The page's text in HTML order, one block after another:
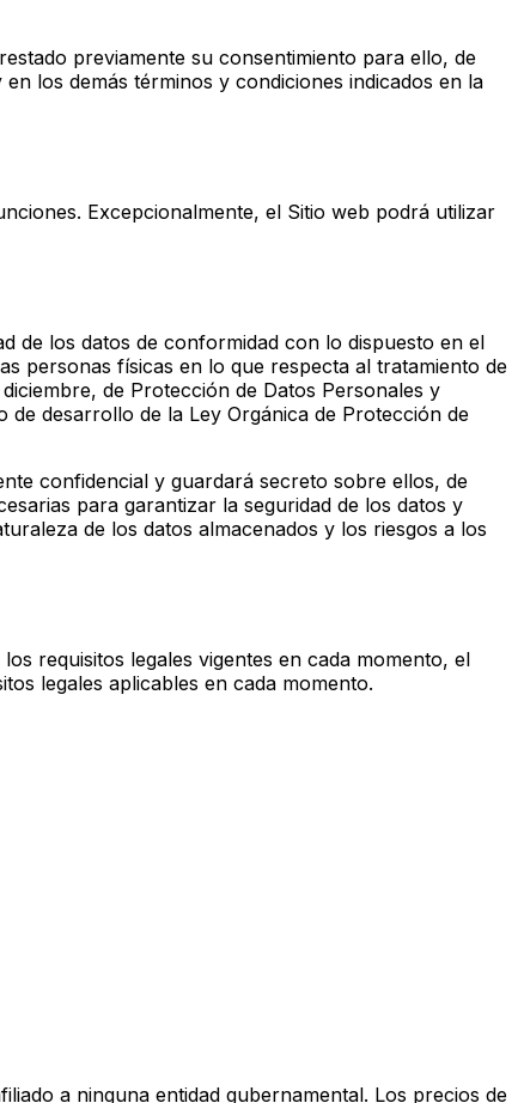
previamente su consentimiento para ello, de
los demás términos y condiciones indicados en la
Excepcionalmente, el Sitio web podrá utilizar
de los datos de conformidad con lo dispuesto en el
personas físicas en lo que respecta al tratamiento de
de Protección de Datos Personales y
de desarrollo de la Ley Orgánica de Protección de
confidencial y guardará secreto sobre ellos, de
para garantizar la seguridad de los datos y
de los datos almacenados y los riesgos a los
requisitos legales vigentes en cada momento, el
legales aplicables en cada momento.
a ninguna entidad gubernamental. Los precios de